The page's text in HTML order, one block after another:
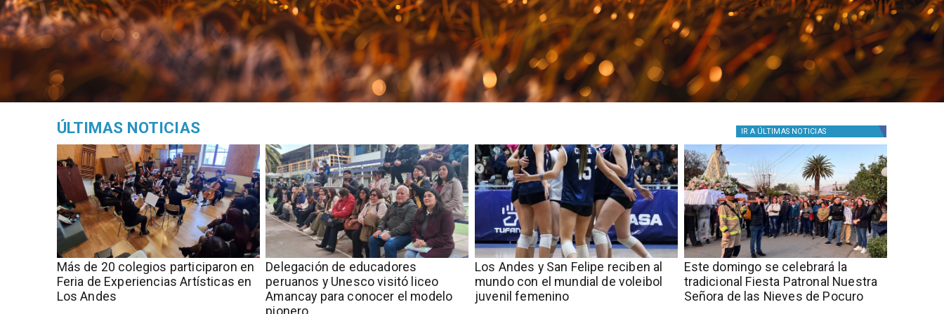
ÚLTIMAS NOTICIAS IR A ÚLTIMAS NOTICIAS
Más de 20 colegios participaron en
Feria de Experiencias Artísticas en
Los Andes
Delegación de educadores
peruanos y Unesco visitó liceo
Amancay para conocer el modelo
​​Los Andes y San Felipe reciben al
mundo con el mundial de voleibol
juvenil femenino
Este domingo se celebrará la
tradicional Fiesta Patronal Nuestra
Señora de las Nieves de Pocuro